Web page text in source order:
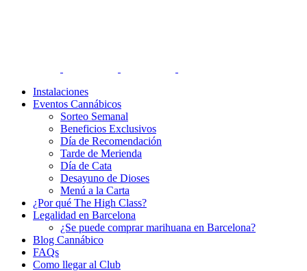
Instalaciones
Eventos Cannábicos
Sorteo Semanal
Beneficios Exclusivos
Día de Recomendación
Tarde de Merienda
Día de Cata
Desayuno de Dioses
Menú a la Carta
¿Por qué The High Class?
Legalidad en Barcelona
¿Se puede comprar marihuana en Barcelona?
Blog Cannábico
FAQs
Como llegar al Club